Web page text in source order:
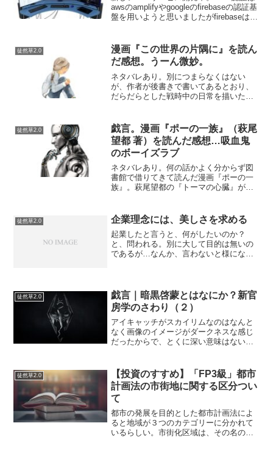
awsのamplifyやgoogleのfirebaseの認証基
盤を用いようと思いましたがfirebaseは知
せん…np...
徒然草2.0
漫画『この世界の片隅に』を読ん
だ感想。うーん微妙。
ネタバレあり。別につまらなくはない
が、作者が後書きで書いてあるとおり、
だらだらとした戦時中の日常を描いた作
れすぎている。当時の想い出の寄せ集め
集て感じ。これといって特筆...
徒然草2.0
戯言。漫画『ポーの一族』（萩尾
望都 著）を読んだ感想…吸血鬼
のボーイズラブ
ネタバレあり。何の話かよく分からず図
書館で借りてきて読んだ漫画『ポーの一
族』。萩尾望都の『トーマの心臓』がな
た。小学館のプレミアムエディション
版。萩尾望都のファンのブロ...
徒然草2.0 企業理念には、美しさを求める
起業したと言うと、何がしたいのか？
と、問われる。別に大して目的は無いの
であるが…なんか、言わないと様になら
きものであって、けして自分が...
徒然草2.0
戯言｜暗黒啓蒙とはなにか？新官
房学のさわり（２）
アイキャッチがスカイリムなのはなんと
なく画像のイメージがダークネスな感じ
だったからで、とくに深い意味はない。
て、頭がおかしくなったらしい。それか
ら、大学をやめアカデミーの...
徒然草2.0
【投資のすすめ】「FP3級」都市
計画法の市街地に関する区分つい
て
都市の発展を目的とした都市計画法によ
ると地域が３つのカテゴリーに分かれて
いるらしい。市街化区域は、その名の通